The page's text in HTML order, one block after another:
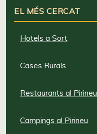
EL MÉS CERCAT
Hotels a Sort
Cases Rurals
Restaurants al Pirineu
Campings al Pirineu